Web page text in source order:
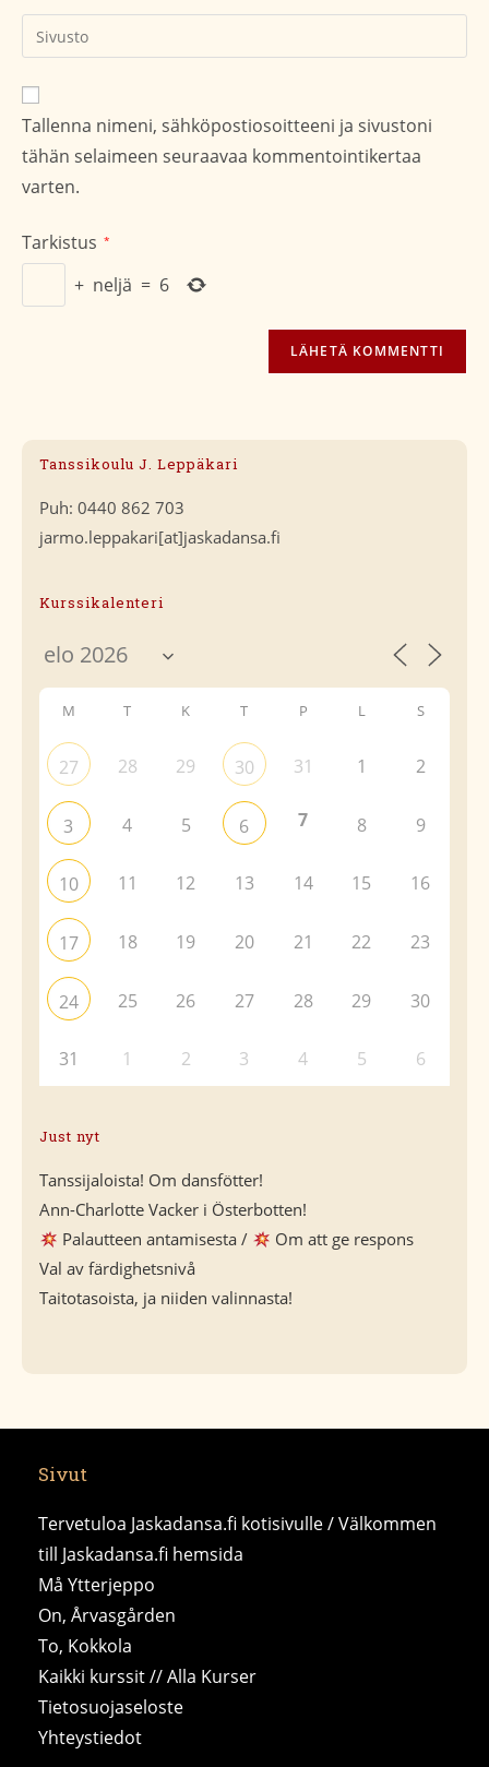
kommentoidaksesi
Kirjoita
sivustosi
verkko-
osoite/URL
(valinnainen)
Tallenna nimeni, sähköpostiosoitteeni ja sivustoni
tähän selaimeen seuraavaa kommentointikertaa
varten.
Tarkistus *
+ neljä = 6
Tanssikoulu J. Leppäkari
Puh: 0440 862 703
jarmo.leppakari[at]jaskadansa.fi
Kurssikalenteri
M T K T P L S
27 28 29 30 31 1 2
3 4 5 6 7 8 9
10 11 12 13 14 15 16
17 18 19 20 21 22 23
24 25 26 27 28 29 30
31 1 2 3 4 5 6
Just nyt
Tanssijaloista! Om dansfötter!
Ann-Charlotte Vacker i Österbotten!
Palautteen antamisesta /
Om att ge respons
Val av färdighetsnivå
Taitotasoista, ja niiden valinnasta!
Sivut
Tervetuloa Jaskadansa.fi kotisivulle / Välkommen
till Jaskadansa.fi hemsida
Må Ytterjeppo
On, Årvasgården
To, Kokkola
Kaikki kurssit // Alla Kurser
Tietosuojaseloste
Yhteystiedot